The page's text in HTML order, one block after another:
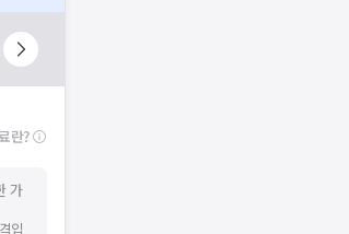
란?
가
입